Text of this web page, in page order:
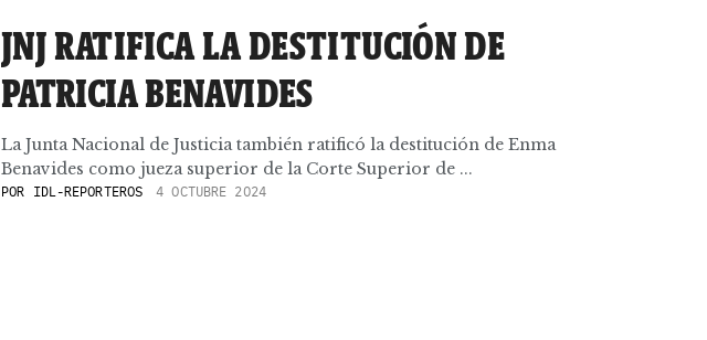
JNJ RATIFICA LA DESTITUCIÓN DE
PATRICIA BENAVIDES
La Junta Nacional de Justicia también ratificó la destitución de Enma
Benavides como jueza superior de la Corte Superior de ...
POR IDL-REPORTEROS 4 OCTUBRE 2024